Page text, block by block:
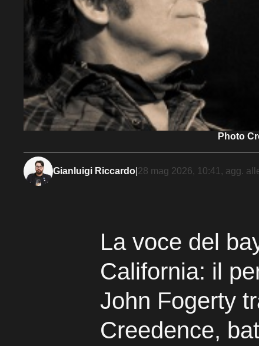
Photo
Gianluigi Riccardo 28 mag 2026, 10:41 , agg.
La voce del
California: il
John Fogerty
Creedence,